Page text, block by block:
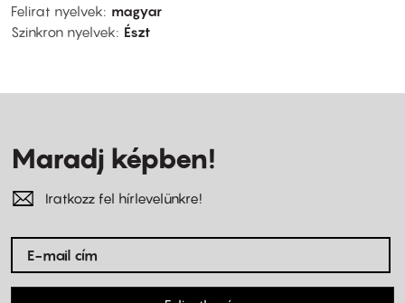
Felirat nyelvek
magyar
Szinkron nyelvek
Észt
Maradj képben!
Iratkozz fel hírlevelünkre!